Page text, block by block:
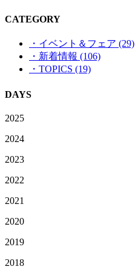
CATEGORY
・イベント＆フェア (29)
・新着情報 (106)
・TOPICS (19)
DAYS
2025
2024
2023
2022
2021
2020
2019
2018